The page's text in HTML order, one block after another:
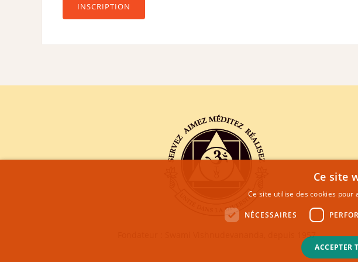
INSCRIPTION
Fondateur : Swami Vishnudevananda, depuis 1957
Ce site
Ce site utilise des cookies
NÉCESSAIRES
ACCEPTER